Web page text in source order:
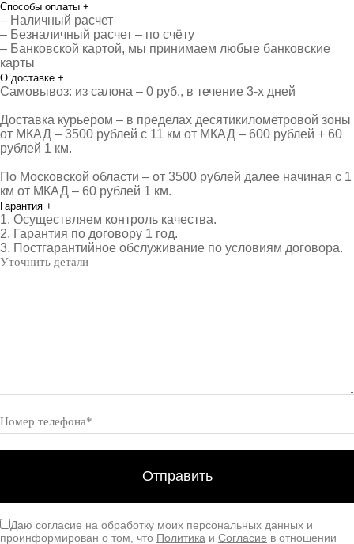
Способы оплаты +
– Наличный расчет
– Безналичный расчет – по счёту
– Банковской картой, мы принимаем любые банковские
карты
О доставке +
Самовывоз: из салона – 0 руб., в течение 3-х дней
Доставка курьером – в пределах десятикилометровой зоны
от МКАД – 3500 рублей с 11 км от МКАД – 600 рублей + 60
рублей 1 км.
По Московской области – от 3500 рублей далее начиная с 1
км от МКАД – 60 рублей 1 км.
Гарантия +
1. Осуществляем контроль качества.
2. Гарантия по договору 1 год.
3. Постгарантийное обслуживание по условиям договора.
Даю согласие на обработку моих персональных данных и
проинформирован о том, что Политика и Согласие в отношении